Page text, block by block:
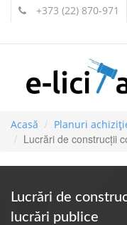
+373 (22) 870-971
Acasă Planuri
Lucrări de construcţii
Lucrări de
lucrări publice